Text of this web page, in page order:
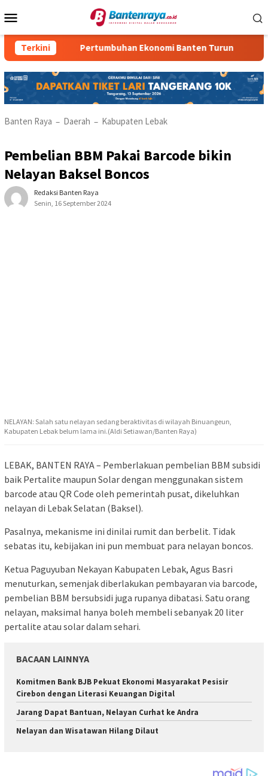
ke
Mobile
TerkiniPertumbuhan Ekonomi Banten Turun
Banten Raya – Daerah – Kabupaten Lebak
Pembelian BBM Pakai Barcode bikin
Nelayan Baksel Boncos
Redaksi Banten Raya
Senin, 16 September 2024
NELAYAN: Salah satu nelayan sedang beraktivitas di wilayah Binuangeun,
Kabupaten Lebak belum lama ini.(Aldi Setiawan/Banten Raya)
LEBAK, BANTEN RAYA – Pemberlakuan pembelian BBM subsidi
baik Pertalite maupun Solar dengan menggunakan sistem
barcode atau QR Code oleh pemerintah pusat, dikeluhkan
nelayan di Lebak Selatan (Baksel).
Pasalnya, mekanisme ini dinilai rumit dan berbelit. Tidak
sebatas itu, kebijakan ini pun membuat para nelayan boncos.
Ketua Paguyuban Nekayan Kabupaten Lebak, Agus Basri
menuturkan, semenjak diberlakukan pembayaran via barcode,
pembelian BBM bersubsidi juga rupanya dibatasi. Satu orang
nelayan, maksimal hanya boleh membeli sebanyak 20 liter
pertalite atau solar dalam sehari.
BACAAN LAINNYA
Komitmen Bank BJB Pekuat Ekonomi Masyarakat Pesisir
Cirebon dengan Literasi Keuangan Digital
Jarang Dapat Bantuan, Nelayan Curhat ke Andra
Nelayan dan Wisatawan Hilang Dilaut